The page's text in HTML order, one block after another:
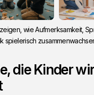
wie Aufmerksamkeit,
spielerisch
die Kinder